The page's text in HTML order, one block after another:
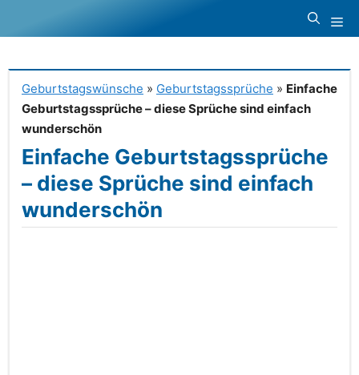
Inhalt
Geburtstagswünsche » Geburtstagssprüche » Einfache
Geburtstagssprüche – diese Sprüche sind einfach
wunderschön
Einfache Geburtstagssprüche
– diese Sprüche sind einfach
wunderschön